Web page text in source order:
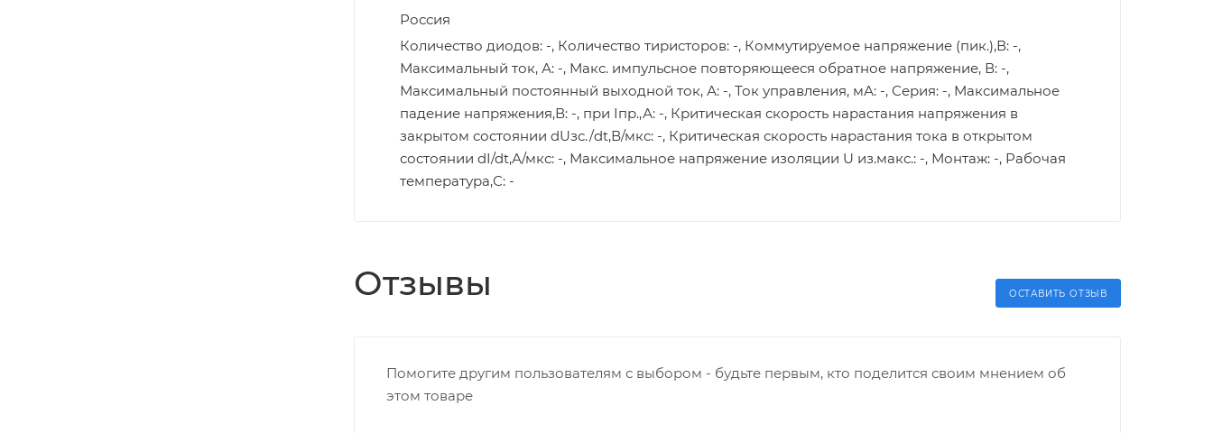
Россия
Количество диодов: -, Количество тиристоров: -, Коммутируемое напряжение (пик.),В: -,
Максимальный ток, А: -, Макс. импульсное повторяющееся обратное напряжение, В: -,
Максимальный постоянный выходной ток, А: -, Ток управления, мА: -, Серия: -, Максимальное
падение напряжения,В: -, при Iпр.,А: -, Критическая скорость нарастания напряжения в
закрытом состоянии dUзс./dt,В/мкс: -, Критическая скорость нарастания тока в открытом
состоянии dI/dt,А/мкс: -, Максимальное напряжение изоляции U из.макс.: -, Монтаж: -, Рабочая
температура,С: -
Отзывы ОСТАВИТЬ ОТЗЫВ
Помогите другим пользователям с выбором - будьте первым, кто поделится своим мнением об
этом товаре